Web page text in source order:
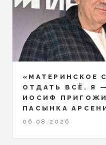
«МАТЕРИНСКОЕ
ОТДАТЬ ВСЁ. Я
ИОСИФ
ПАСЫНКА
06.08.2026